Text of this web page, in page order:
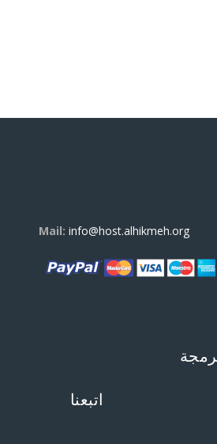
Mail: info@host.alhikmeh.org
اتبعنا